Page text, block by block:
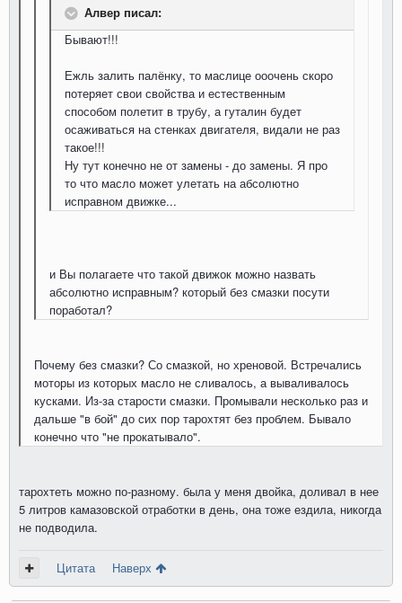
Алвер писал:
Бывают!!!
Ежль залить палёнку, то маслице ооочень скоро
потеряет свои свойства и естественным
способом полетит в трубу, а гуталин будет
осаживаться на стенках двигателя, видали не раз
такое!!!
Ну тут конечно не от замены - до замены. Я про
то что масло может улетать на абсолютно
исправном движке...
и Вы полагаете что такой движок можно назвать
абсолютно исправным? который без смазки посути
поработал?
Почему без смазки? Со смазкой, но хреновой. Встречались
моторы из которых масло не сливалось, а вываливалось
кусками. Из-за старости смазки. Промывали несколько раз и
дальше "в бой" до сих пор тарохтят без проблем. Бывало
конечно что "не прокатывало".
тароxтеть можно по-разному. была у меня двойка, доливал в нее
5 литров камазовской отработки в день, она тоже ездила, никогда
не подводила.
Цитата Наверх